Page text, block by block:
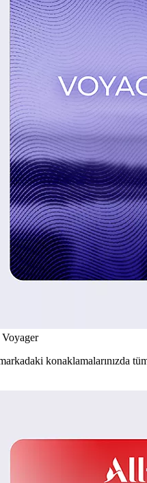
konaklamalarınızda